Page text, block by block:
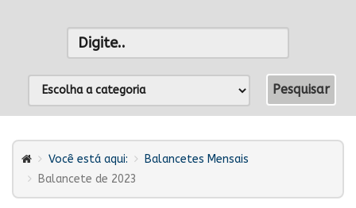
Você está aqui:
Balancetes Mensais
Balancete de 2023